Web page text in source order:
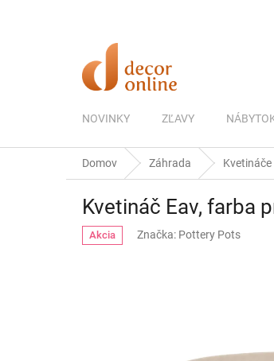
NOVINKY ZĽAVY
Domov Záhrada Kvetináče
Kvetináč Eav, farba
Akcia Značka: Pottery Pots